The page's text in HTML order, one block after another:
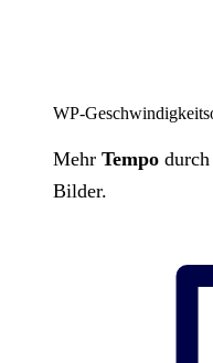
WP-
Mehr Tempo
Bilder.